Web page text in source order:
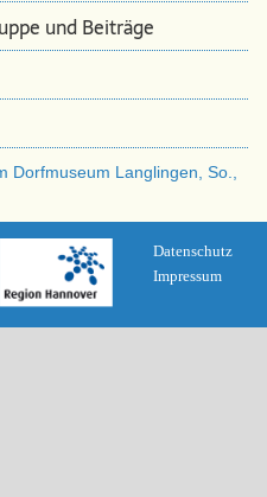
und Beiträge
Dorfmuseum Langlingen, So.,
Datenschutz
Impressum